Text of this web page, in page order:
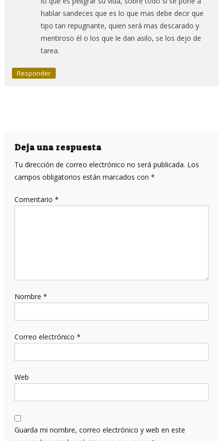
hablar sandeces que es lo que mas debe decir que
tipo tan repugnante, quien será mas descarado y
mentiroso él o los que le dan asilo, se los dejo de
tarea.
Responder
Deja una respuesta
Tu dirección de correo electrónico no será publicada. Los
campos obligatorios están marcados con *
Comentario *
Nombre *
Correo electrónico *
Web
Guarda mi nombre, correo electrónico y web en este